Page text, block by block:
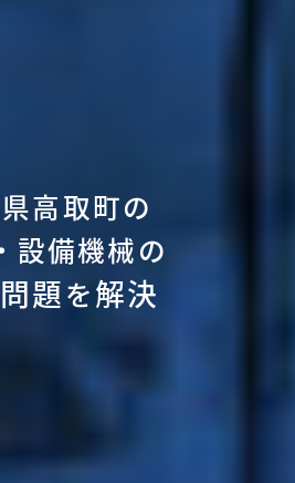
高取町の
設備機械の
題を解決